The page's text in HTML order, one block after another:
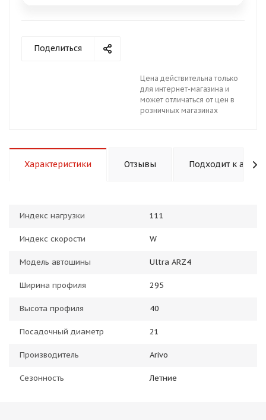
Поделиться
Цена действительна только
для интернет-магазина и
может отличаться от цен в
розничных магазинах
Характеристики Отзывы Подходит к авто
Индекс нагрузки 111
Индекс скорости W
Модель автошины Ultra ARZ4
Ширина профиля 295
Высота профиля 40
Посадочный диаметр 21
Производитель Arivo
Сезонность Летние